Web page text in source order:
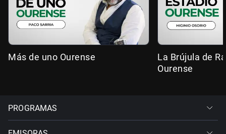
Más de uno Ourense
La Brújula de
Ourense
PROGRAMAS